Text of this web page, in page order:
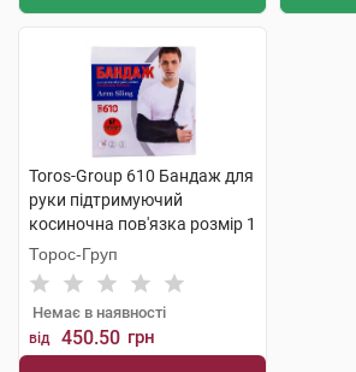
Toros-Group 610 Бандаж для
руки підтримуючий
косиночна пов'язка розмір 1
чорний 1 шт
Торос-Груп
Немає в наявності
від 450.50 грн